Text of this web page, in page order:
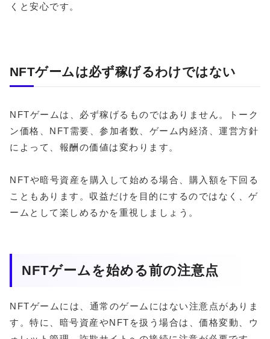
くと安心です。
NFTゲームは必ず稼げるわけではない
NFTゲームは、必ず稼げるものではありません。トーク
ン価格、NFT需要、参加者数、ゲーム内経済、運営方針
によって、報酬の価値は変わります。
NFTや暗号資産を購入して始める場合、購入額を下回る
こともあります。収益だけを目的にするのではなく、ゲ
ームとして楽しめるかを重視しましょう。
NFTゲームを始める前の注意点
NFTゲームには、通常のゲームにはない注意点がありま
す。特に、暗号資産やNFTを扱う場合は、価格変動、ウ